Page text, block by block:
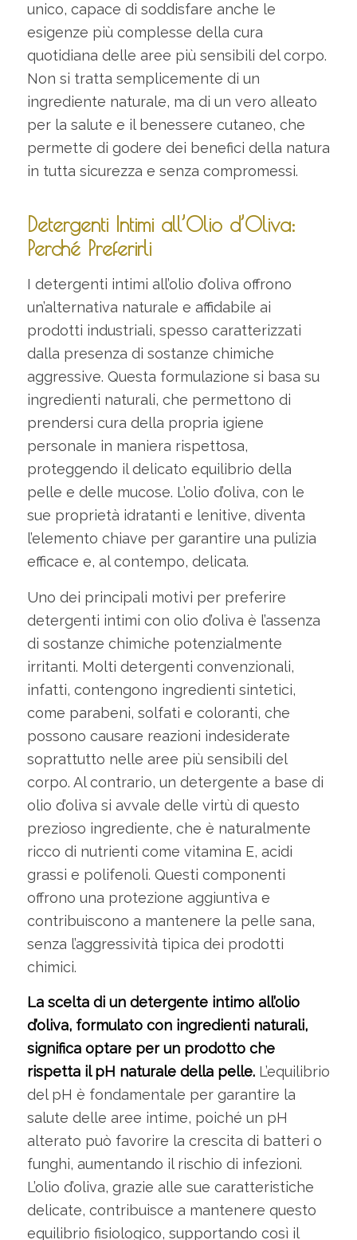
unico, capace di soddisfare anche le
esigenze più complesse della cura
quotidiana delle aree più sensibili del corpo.
Non si tratta semplicemente di un
ingrediente naturale, ma di un vero alleato
per la salute e il benessere cutaneo, che
permette di godere dei benefici della natura
in tutta sicurezza e senza compromessi.
Detergenti Intimi all’Olio d’Oliva:
Perché Preferirli
I detergenti intimi all’olio d’oliva offrono
un’alternativa naturale e affidabile ai
prodotti industriali, spesso caratterizzati
dalla presenza di sostanze chimiche
aggressive. Questa formulazione si basa su
ingredienti naturali, che permettono di
prendersi cura della propria igiene
personale in maniera rispettosa,
proteggendo il delicato equilibrio della
pelle e delle mucose. L’olio d’oliva, con le
sue proprietà idratanti e lenitive, diventa
l’elemento chiave per garantire una pulizia
efficace e, al contempo, delicata.
Uno dei principali motivi per preferire
detergenti intimi con olio d’oliva è l’assenza
di sostanze chimiche potenzialmente
irritanti. Molti detergenti convenzionali,
infatti, contengono ingredienti sintetici,
come parabeni, solfati e coloranti, che
possono causare reazioni indesiderate
soprattutto nelle aree più sensibili del
corpo. Al contrario, un detergente a base di
olio d’oliva si avvale delle virtù di questo
prezioso ingrediente, che è naturalmente
ricco di nutrienti come vitamina E, acidi
grassi e polifenoli. Questi componenti
offrono una protezione aggiuntiva e
contribuiscono a mantenere la pelle sana,
senza l’aggressività tipica dei prodotti
chimici.
La scelta di un detergente intimo all’olio
d’oliva, formulato con ingredienti naturali,
significa optare per un prodotto che
rispetta il pH naturale della pelle.L’equilibrio
del pH è fondamentale per garantire la
salute delle aree intime, poiché un pH
alterato può favorire la crescita di batteri o
funghi, aumentando il rischio di infezioni.
L’olio d’oliva, grazie alle sue caratteristiche
delicate, contribuisce a mantenere questo
equilibrio fisiologico, supportando così il